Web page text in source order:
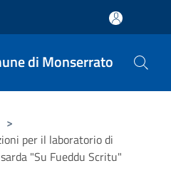
di Monserrato
>
per il laboratorio di
"Su Fueddu Scritu"